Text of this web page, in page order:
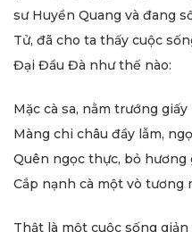
sư Huyền Quang và đang
Tử, đã cho ta thấy cuộc
Đại Đầu Đà như thế nào:
Mặc cà sa, nằm trướng giấy
Màng chi châu đầy lẫm,
Quên ngọc thực, bỏ hương
Cắp nạnh cà một vò tương
Thật là một cuộc sống